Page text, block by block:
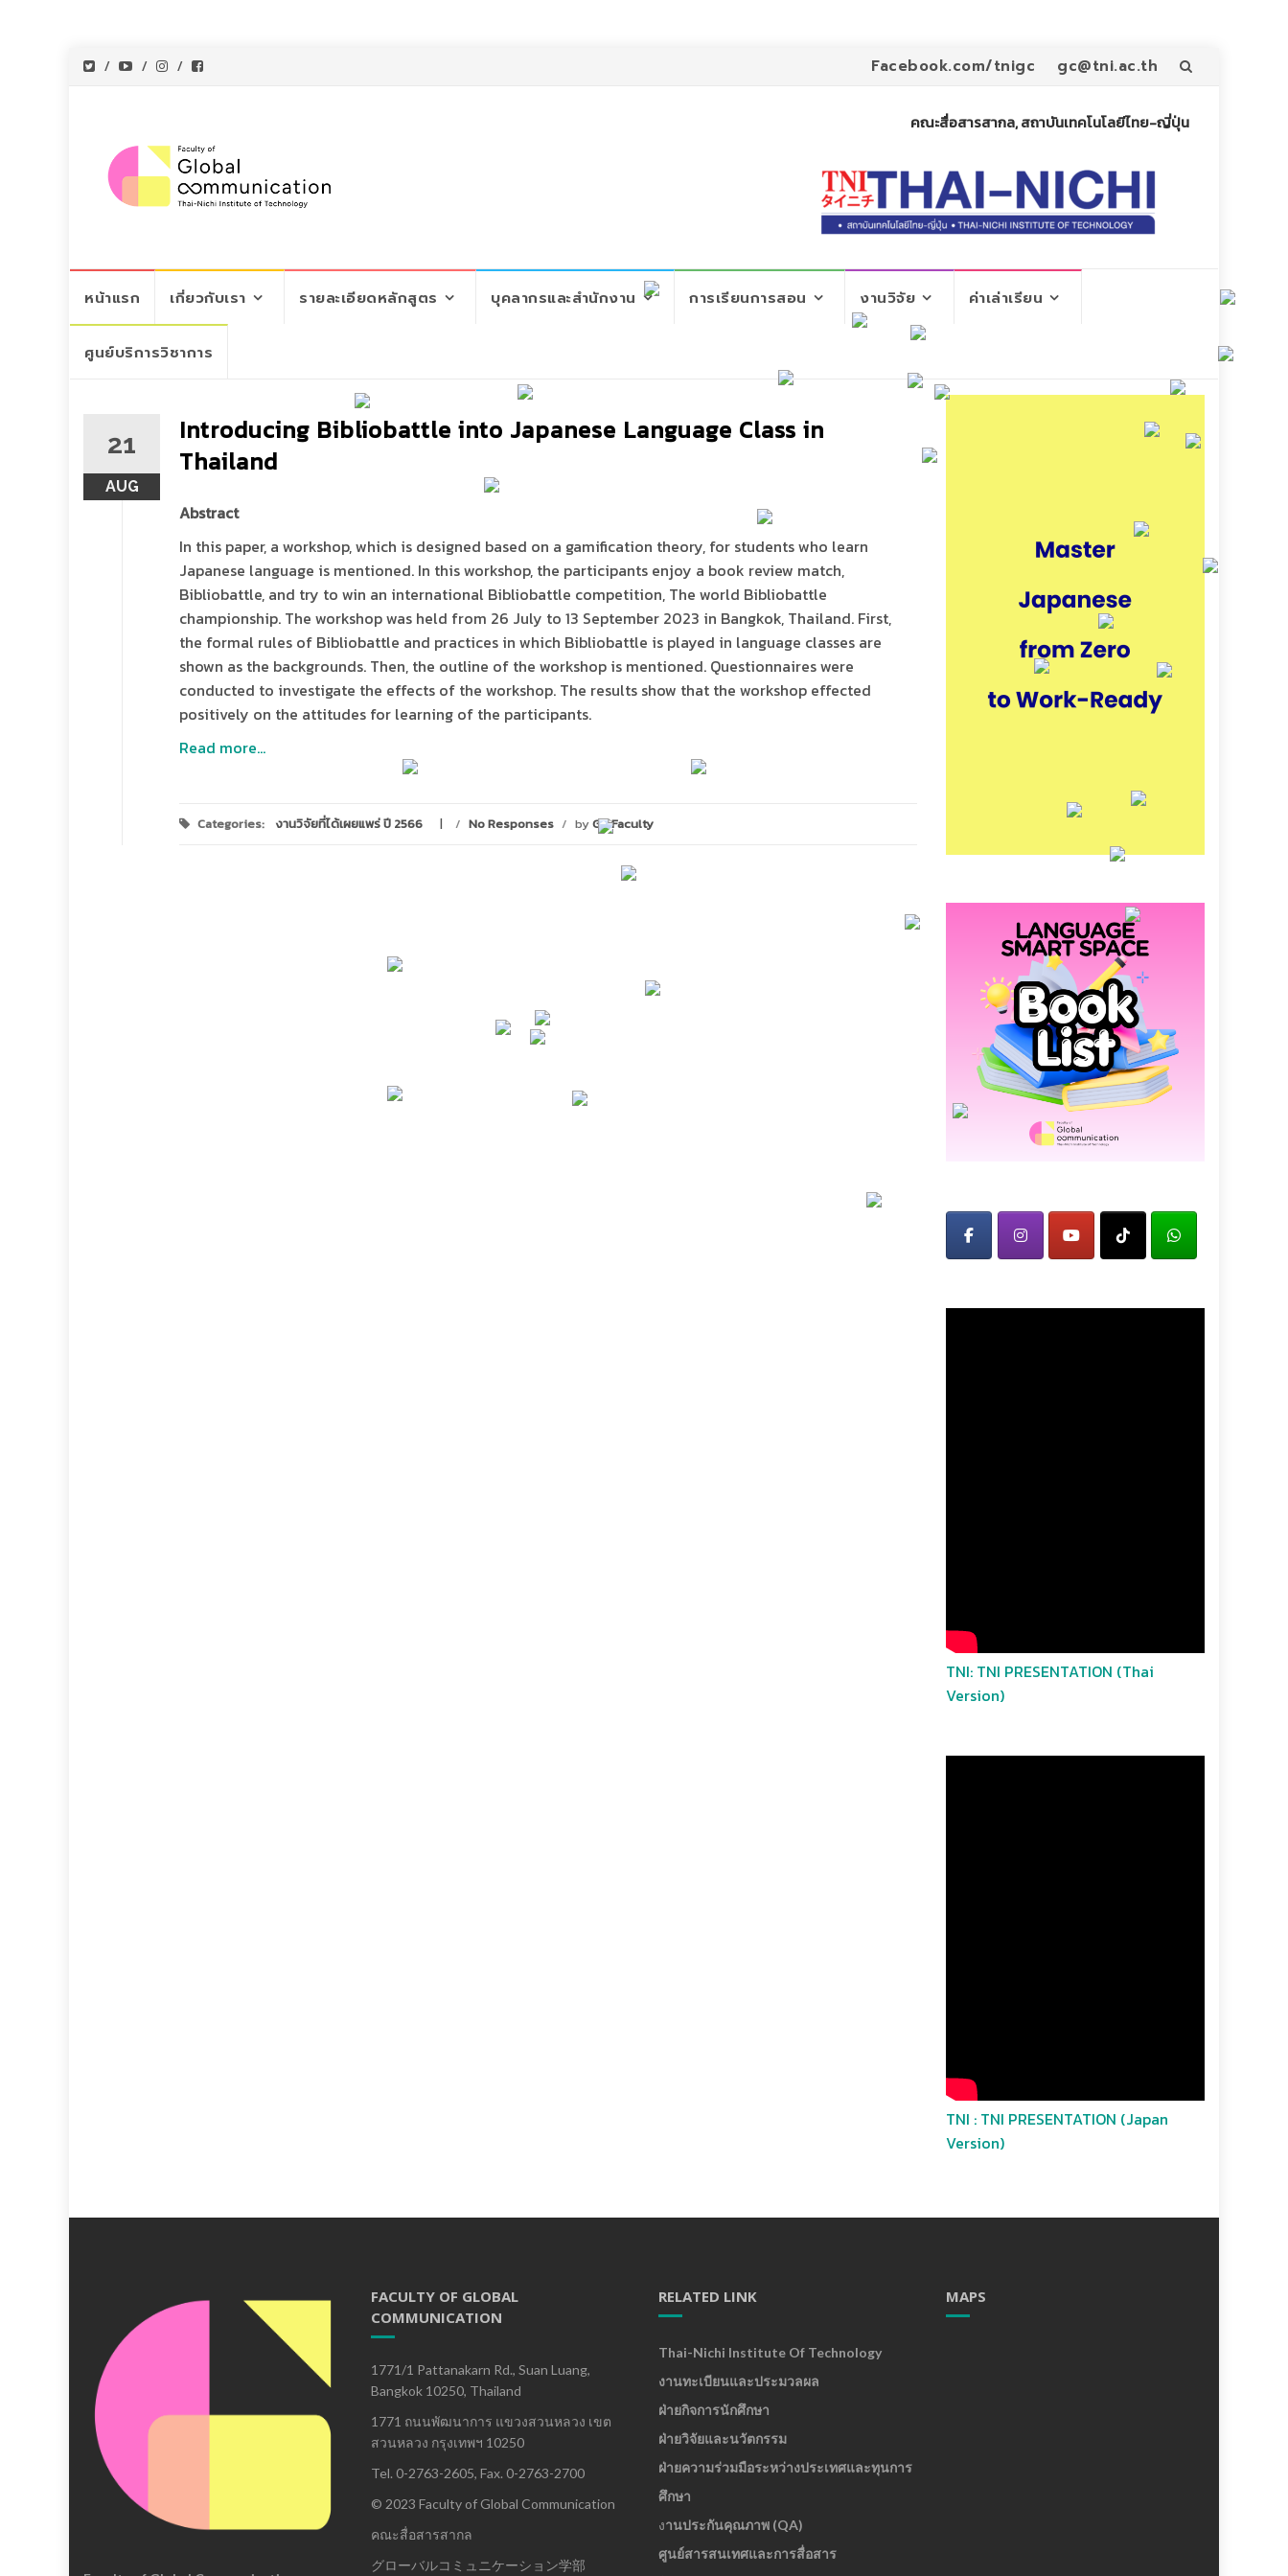
Skip
Facebook.com/tnigc gc@tni.ac.th
คณะสื่อสารสากล, สถาบันเทคโนโลยีไทย-ญี่ปุ่น
to
content
หน้าแรก เกี่ยวกับเรา รายละเอียดหลักสูตร บุคลากรและสำนักงาน การเรียนการสอน งานวิจัย ค่าเล่าเรียน
ศูนย์บริการวิชาการ
21
AUG
Introducing Bibliobattle into Japanese Language Class in
Thailand
Abstract
In this paper, a workshop, which is designed based on a gamification theory, for students who learn
Japanese language is mentioned. In this workshop, the participants enjoy a book review match,
Bibliobattle, and try to win an international Bibliobattle competition, The world Bibliobattle
championship. The workshop was held from 26 July to 13 September 2023 in Bangkok, Thailand. First,
the formal rules of Bibliobattle and practices in which Bibliobattle is played in language classes are
shown as the backgrounds. Then, the outline of the workshop is mentioned. Questionnaires were
conducted to investigate the effects of the workshop. The results show that the workshop effected
positively on the attitudes for learning of the participants.
Read more…
Categories: งานวิจัยที่ได้เผยแพร่ ปี 2566 / No Responses / byGC Faculty
TNI: TNI PRESENTATION (Thai
Version)
TNI : TNI PRESENTATION (Japan
Version)
FACULTY OF GLOBAL
COMMUNICATION
1771/1 Pattanakarn Rd., Suan Luang,
Bangkok 10250, Thailand
1771 ถนนพัฒนาการ แขวงสวนหลวง เขต
สวนหลวง กรุงเทพฯ 10250
Tel. 0-2763-2605, Fax. 0-2763-2700
© 2023 Faculty of Global Communication
คณะสื่อสารสากล
グローバルコミュニケーション学部
RELATED LINK
Thai-Nichi Institute Of Technology
งานทะเบียนและประมวลผล
ฝ่ายกิจการนักศึกษา
ฝ่ายวิจัยและนวัตกรรม
ฝ่ายความร่วมมือระหว่างประเทศและทุนการ
ศึกษา
งานประกันคุณภาพ (QA)
ศูนย์สารสนเทศและการสื่อสาร
MAPS